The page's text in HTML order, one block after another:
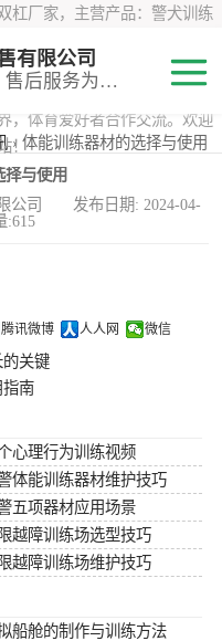
杠厂家，主营产品：警犬训练
军用双杠、军犬训练器材等训
，公司以顾客至上的原则，锐
，体育爱好者合作交流。欢迎
！
有限公司
集研发，生产，销售，售后服务为一体
› 体能训练器材的选择与使用
择与使用
限公司 发布日期: 2024-04-
腾讯微博 人人网 微信
关键
指南
心理行为训练视频
体能训练器材维护技巧
五项器材应用场景
越障训练场选型技巧
越障训练场维护技巧
船舱的制作与训练方法